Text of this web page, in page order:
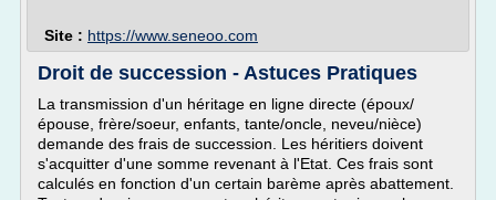
Site : https://www.seneoo.com
Droit de succession - Astuces Pratiques
La transmission d'un héritage en ligne directe (époux/
épouse, frère/soeur, enfants, tante/oncle, neveu/nièce)
demande des frais de succession. Les héritiers doivent
s'acquitter d'une somme revenant à l'Etat. Ces frais sont
calculés en fonction d'un certain barème après abattement.